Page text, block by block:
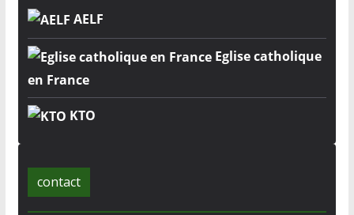
AELF
Eglise catholique
en France
KTO
contact